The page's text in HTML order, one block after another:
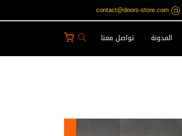
المدونة تواصل معنا